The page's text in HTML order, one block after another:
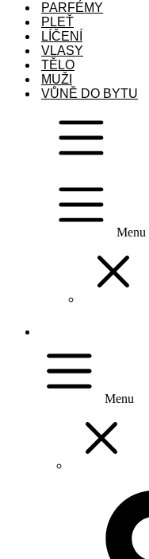
PARFÉMY
PLEŤ
LÍČENÍ
VLASY
TĚLO
MUŽI
VŮNĚ DO BYTU
Menu
Menu